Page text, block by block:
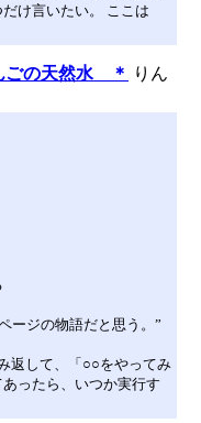
け言いたい。 ここは
ごの天然水 ＊
りん
ージの物語だと思う。”
返して、「○○をやってみ
ったら、いつか実行す